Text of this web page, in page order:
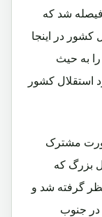
شد که
کشور در اینجا
به حیث
استقلال کشور
مشترک
بزرگ که
درنظر گرفته شد و
در جنوب